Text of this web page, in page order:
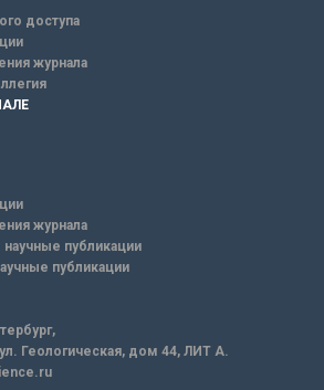
доступа
журнала
журнала
публикации
публикации
Геологическая, дом 44, ЛИТ А.